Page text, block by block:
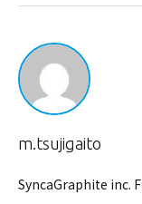
m.tsujigaito
SyncaGraphite inc.